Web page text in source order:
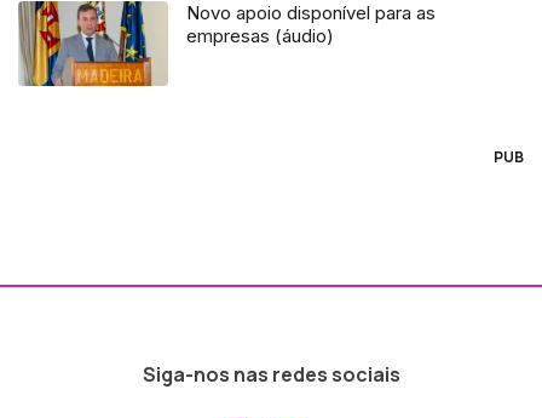
Novo apoio disponível para as
empresas (áudio)
PUB
Siga-nos nas redes sociais